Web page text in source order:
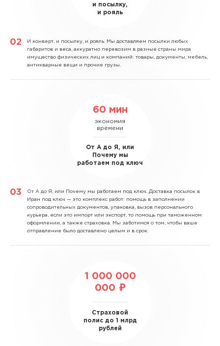
и посылку,
и рояль
И конверт, и посылку, и рояль. Мы доставляем посылки любых
габаритов и веса, аккуратно перевозим в разные страны мира
имущество физических лиц и компаний: товары, документы, мебель,
антикварные вещи и прочие грузы.
60 мин
экономия
времени
От А до Я, или
Почему мы
работаем под ключ
От А до Я, или Почему мы работаем под ключ. Доставка посылок в
Иран под ключ — это комплекс работ: помощь в заполнении
сопроводительных документов, упаковка, вызов персонального
курьера, если это импорт или экспорт, то помощь при таможенном
оформлении, а также страховка. Мы заботимся о том, чтобы ваше
отправление было доставлено целым и в срок.
1 000 000
000 ₽
Страховой
полис до 1 млрд
рублей